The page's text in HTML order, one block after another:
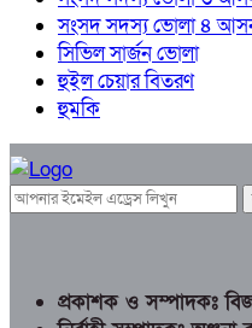
সংসদ সদস্য ভোলা ৪
সিভিল সার্জন ভোলা
হুইল চেয়ার বিতরণ
হুমকি
প্রকাশক ও সম্পাদকঃ